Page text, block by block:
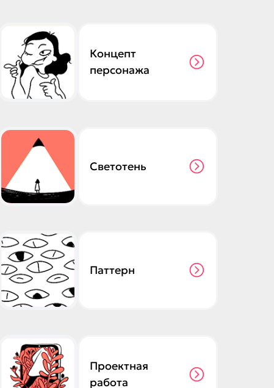
Концепт
персонажа
Светотень
Паттерн
Проектная
работа